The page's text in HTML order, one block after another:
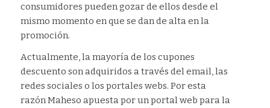
consumidores pueden gozar de ellos desde el
mismo momento en que se dan de alta en la
promoción.
Actualmente, la mayoría de los cupones
descuento son adquiridos a través del email, las
redes sociales o los portales webs. Por esta
razón Maheso apuesta por un portal web para la